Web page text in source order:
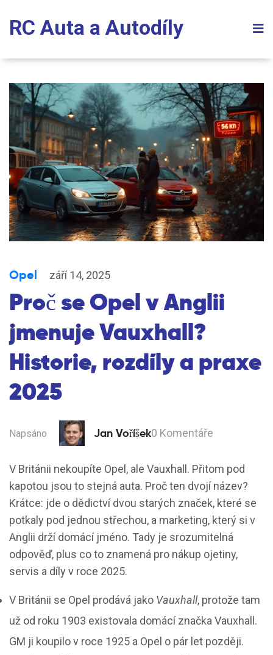
RC Auta a Autodíly
Opel září 14, 2025
Proč se Opel v Anglii
jmenuje Vauxhall?
Historie, rozdíly a praxe
2025
Napsáno Jan Voříšek0 Komentáře
V Británii nekoupíte Opel, ale Vauxhall. Přitom pod
kapotou jsou to stejná auta. Proč ten dvojí název?
Krátce: jde o dědictví dvou starých značek, které se
potkaly pod jednou střechou, a marketing, který si v
Anglii drží domácí jméno. Tady je srozumitelná
odpověď, plus co to znamená pro nákup ojetiny,
servis a díly v roce 2025.
V Británii se Opel prodává jako Vauxhall, protože tam
už od roku 1903 existovala domácí značka Vauxhall.
GM ji koupilo v roce 1925 a Opel o pár let později.